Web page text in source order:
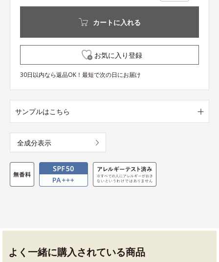
カートに入れる
お気に入り登録
30日以内なら返品OK！最短で次の日にお届け
サンプルはこちら
全成分表示
よく一緒に購入されている商品